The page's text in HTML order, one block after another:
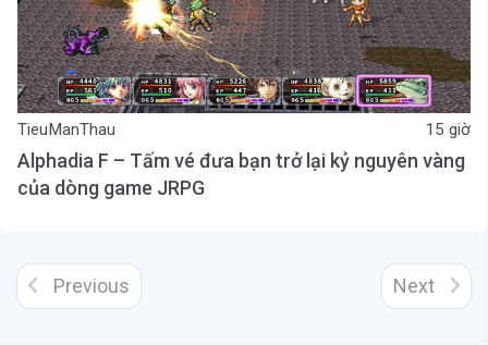
TieuManThau 15 giờ
Alphadia F – Tấm vé đưa bạn trở lại kỷ nguyên vàng
của dòng game JRPG
Previous Next